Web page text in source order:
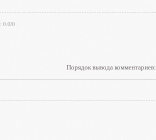
: 0.0/0
Порядок вывода комментариев: